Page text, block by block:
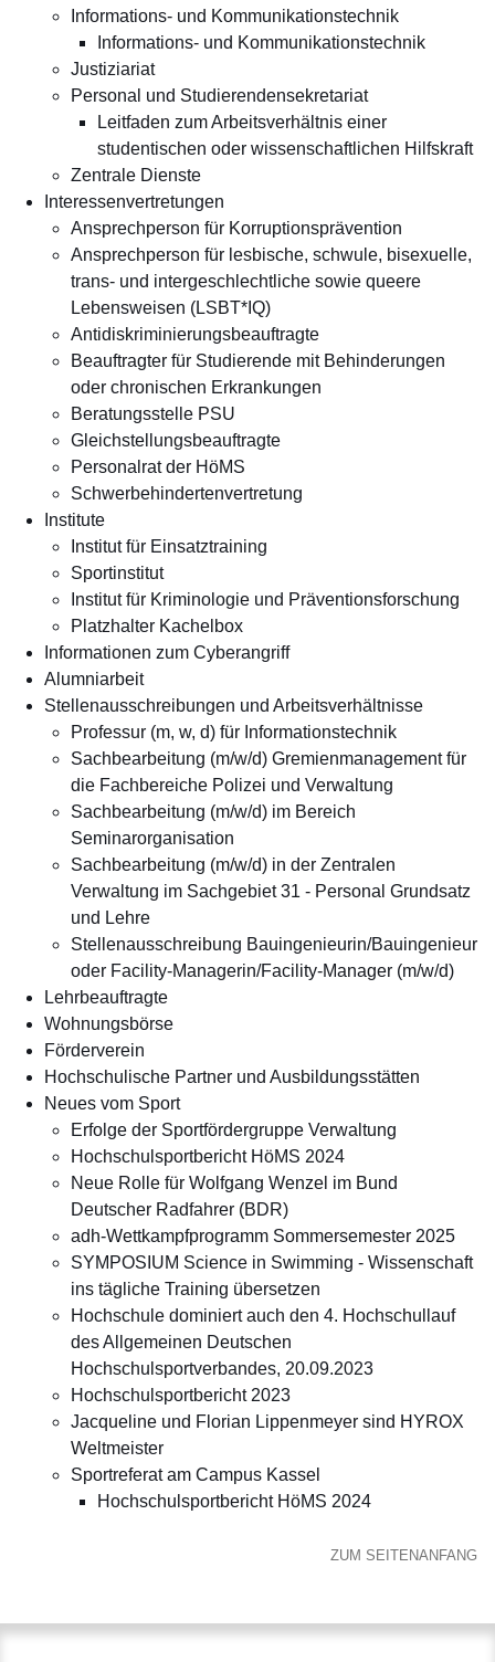
Informations- und Kommunikationstechnik
Informations- und Kommunikationstechnik
Justiziariat
Personal und Studierendensekretariat
Leitfaden zum Arbeitsverhältnis einer
studentischen oder wissenschaftlichen Hilfskraft
Zentrale Dienste
Interessenvertretungen
Ansprechperson für Korruptionsprävention
Ansprechperson für lesbische, schwule, bisexuelle,
trans- und intergeschlechtliche sowie queere
Lebensweisen (LSBT*IQ)
Antidiskriminierungsbeauftragte
Beauftragter für Studierende mit Behinderungen
oder chronischen Erkrankungen
Beratungsstelle PSU
Gleichstellungsbeauftragte
Personalrat der HöMS
Schwerbehindertenvertretung
Institute
Institut für Einsatztraining
Sportinstitut
Institut für Kriminologie und Präventionsforschung
Platzhalter Kachelbox
Informationen zum Cyberangriff
Alumniarbeit
Stellenausschreibungen und Arbeitsverhältnisse
Professur (m, w, d) für Informationstechnik
Sachbearbeitung (m/w/d) Gremienmanagement für
die Fachbereiche Polizei und Verwaltung
Sachbearbeitung (m/w/d) im Bereich
Seminarorganisation
Sachbearbeitung (m/w/d) in der Zentralen
Verwaltung im Sachgebiet 31 - Personal Grundsatz
und Lehre
Stellenausschreibung Bauingenieurin/Bauingenieur
oder Facility-Managerin/Facility-Manager (m/w/d)
Lehrbeauftragte
Wohnungsbörse
Förderverein
Hochschulische Partner und Ausbildungsstätten
Neues vom Sport
Erfolge der Sportfördergruppe Verwaltung
Hochschulsportbericht HöMS 2024
Neue Rolle für Wolfgang Wenzel im Bund
Deutscher Radfahrer (BDR)
adh-Wettkampfprogramm Sommersemester 2025
SYMPOSIUM Science in Swimming - Wissenschaft
ins tägliche Training übersetzen
Hochschule dominiert auch den 4. Hochschullauf
des Allgemeinen Deutschen
Hochschulsportverbandes, 20.09.2023
Hochschulsportbericht 2023
Jacqueline und Florian Lippenmeyer sind HYROX
Weltmeister
Sportreferat am Campus Kassel
Hochschulsportbericht HöMS 2024
ZUM SEITENANFANG